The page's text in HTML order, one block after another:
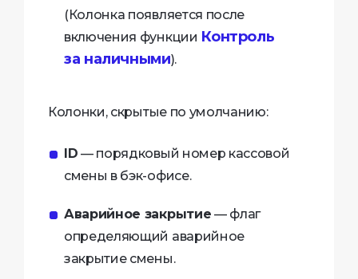
(Колонка появляется после
включения функции Контроль
за наличными).
Колонки, скрытые по умолчанию:
ID — порядковый номер кассовой
смены в бэк-офисе.
Аварийное закрытие — флаг
определяющий аварийное
закрытие смены.